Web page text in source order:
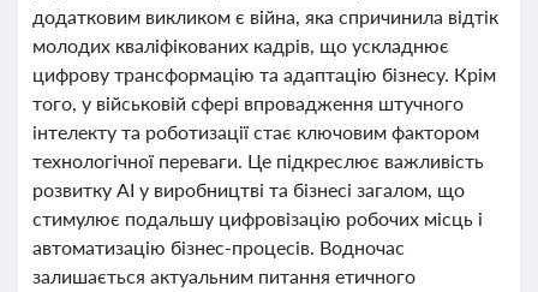
додатковим викликом є війна, яка спричинила відтік
молодих кваліфікованих кадрів, що ускладнює
цифрову трансформацію та адаптацію бізнесу. Крім
того, у військовій сфері впровадження штучного
інтелекту та роботизації стає ключовим фактором
технологічної переваги. Це підкреслює важливість
розвитку АІ у виробництві та бізнесі загалом, що
стимулює подальшу цифровізацію робочих місць і
автоматизацію бізнес-процесів. Водночас
залишається актуальним питання етичного